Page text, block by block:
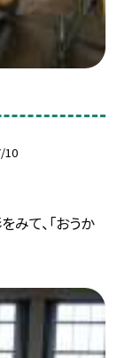
10
みて、「おうか